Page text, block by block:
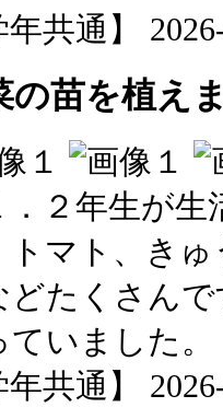
年共通】
の苗を植え
２年生が生
トマト、き
どたくさん
いました。
年共通】